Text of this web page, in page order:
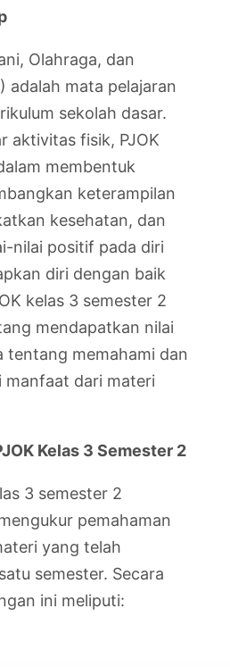
Olahraga, dan
adalah mata pelajaran
sekolah dasar.
aktivitas fisik, PJOK
membentuk
keterampilan
kesehatan, dan
nilai positif pada diri
diri dengan baik
kelas 3 semester 2
mendapatkan nilai
tentang memahami dan
manfaat dari materi
Kelas 3 Semester 2
3 semester 2
pemahaman
yang telah
semester. Secara
ini meliputi: